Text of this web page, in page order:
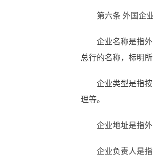
第六条 外国企
企业名称是指
总行的名称，标明
企业类型是指
理等。
企业地址是指
企业负责人是